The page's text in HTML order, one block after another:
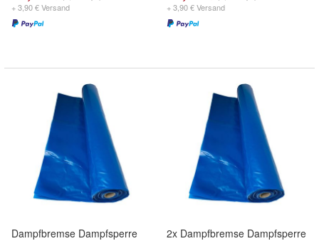
+ 3,90 € Versand
+ 3,90 € Versand
Dampfbremse Dampfsperre
2x Dampfbremse Dampfsperre